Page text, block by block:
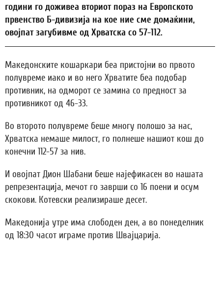
години го доживеа вториот пораз на Европското
првенство Б-дивизија на кое ние сме домаќини,
овојпат загубивме од Хрватска со 57-112.
Македонските кошаркари беа пристојни во првото
полувреме иако и во него Хрватите беа подобар
противник, на одморот се замина со предност за
противникот од 46-33.
Во второто полувреме беше многу полошо за нас,
Хрватска немаше милост, го полнеше нашиот кош до
конечни 112-57 за нив.
И овојпат Дион Шабани беше најефикасен во нашата
репрезентација, мечот го заврши со 16 поени и осум
скокови. Котевски реализираше десет.
Македонија утре има слободен ден, а во понеделник
од 18:30 часот играме против Швајцарија.